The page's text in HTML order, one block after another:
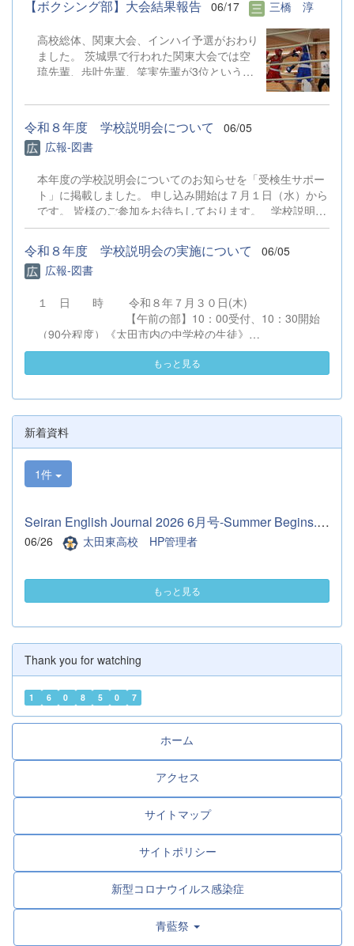
【ボクシング部】大会結果報告 06/17 三橋 淳
高校総体、関東大会、インハイ予選がおわり
ました。 茨城県で行われた関東大会では空
琉先輩、歩叶先輩、笑実先輩が3位という結
勝ち進み8月に京都で行われるインターハイ
に出場することが決まりました。 はじめて
真近でみるボクシングは想像よりも迫力のあ
るものでした。入部するまで関わることがな
ルなどを少しずつ理解できるようになってい
ることがとても嬉しいです。 また、インハ
イ予選の日は今まで部活を支えてくれていた
3年生の最後の大会でした。 4月から6月の2
ヶ月間で、大会が次々と行われ、忙しい期間
となりましたが、その分多くのことを教えて
頂きました。マネージャーさんは3年生1人
山伝授していただきました。そのおかげでこ
れからもやっていく自信につながりました。
とても充実した2ヶ月間でした。 先輩たちあ
りがとうございました。 これからは、代替
わりして2年生が主役となります。1年後悔
います。 （１年マネージャー 佐久間理
乃）
令和８年度 学校説明会について
06/05
広報-図書
本年度の学校説明会についてのお知らせを「受検生サポー
ト」に掲載しました。 申し込み開始は７月１日（水）から
です。 皆様のご参加をお待ちしております。 学校説明会
について
令和８年度 学校説明会の実施について
06/05
広報-図書
１ 日 時 令和８年７月３０日(木)
【午前の部】10：00受付、10：30開始
（90分程度）《太田市内の中学校の生徒》
【午後の部】13：30受付、14：00開始
（90分程度）《太田市外の中学校の生徒》
太田市民会館 （会館案内図）
（駐車場図）
住所：太田市飯塚町２００－１ 電
話：０２７６－５７－８５７７ ３ 対 象 〇令和９
年３月卒業見込みの中学生およびその保護者、中学校教職
員 〇中学校１・２年生およびその保護者
（ただし、令和９年３月卒業見込みの中
拶 （２）学校からの説明
（令和９年度入学者選抜について、
学校概要、進路状況およびキャリア教育について)
学習、部活動について） （４）質疑応答
５ 申込方法 （１）参加を希望する生徒又は保護者
もっと見る
新着資料
1件
Seiran English Journal 2026 6月号-Summer Begins.pdf
06/26 太田東高校 HP管理者
もっと見る
Thank you for watching
1 6 0 8 5 0 7
ホーム
アクセス
サイトマップ
サイトポリシー
新型コロナウイルス感染症
青藍祭